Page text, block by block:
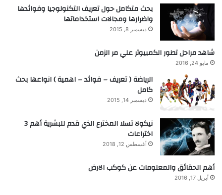
بحث متكامل حول تعريف التكنولوجيا وفوائدها
واضرارها ومجالات استخداماتها
ديسمبر 8, 2015
شاهد مراحل تطور الكمبيوتر علي مر الزمن
مايو 24, 2016
الرياضة ( تعريف – فوائد – اهمية ) انواعها بحث
كامل
ديسمبر 14, 2015
نيكولا تسلا المخترع الذي قدم للبشرية أهم 3
اختراعات
أغسطس 12, 2018
أهم الحقائق والمعلومات عن كوكب الارض
أبريل 17, 2016